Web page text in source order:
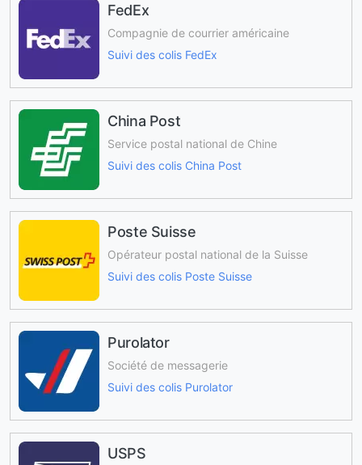
FedEx
Compagnie de courrier américaine
Suivi des colis FedEx
China Post
Service postal national de Chine
Suivi des colis China Post
Poste Suisse
Opérateur postal national de la Suisse
Suivi des colis Poste Suisse
Purolator
Société de messagerie
Suivi des colis Purolator
USPS